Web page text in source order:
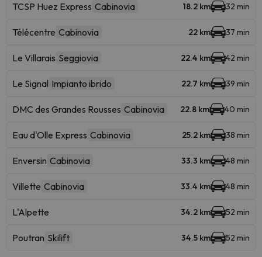
TCSP Huez Express Cabinovia 18.2 km 32 min
Télécentre Cabinovia 22 km 37 min
Le Villarais Seggiovia 22.4 km 42 min
Le Signal Impianto ibrido 22.7 km 39 min
DMC des Grandes Rousses Cabinovia 22.8 km 40 min
Eau d'Olle Express Cabinovia 25.2 km 38 min
Enversin Cabinovia 33.3 km 48 min
Villette Cabinovia 33.4 km 48 min
L'Alpette 34.2 km 52 min
Poutran Skilift 34.5 km 52 min